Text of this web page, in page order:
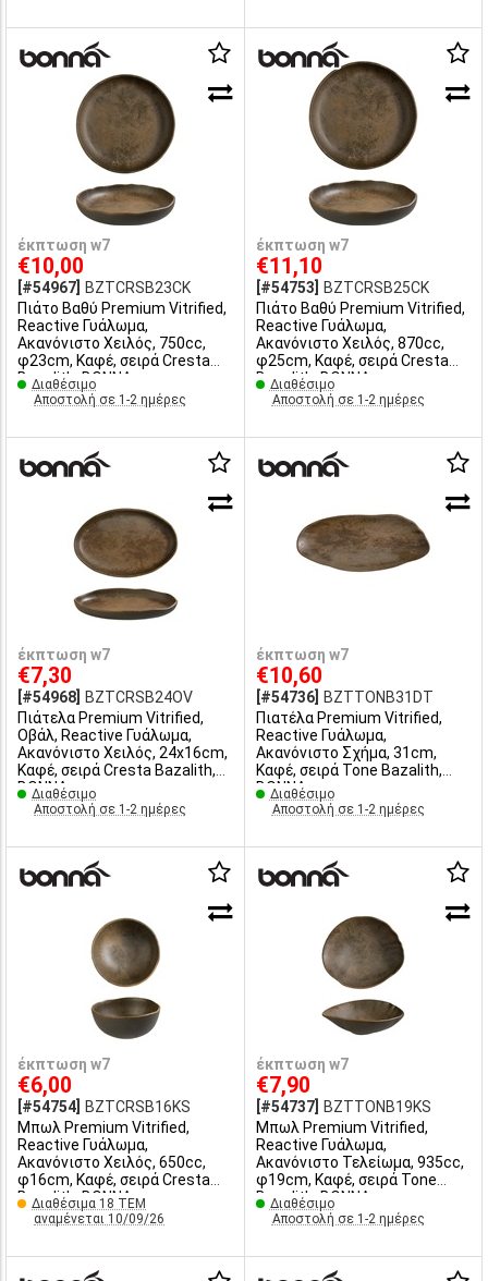
έκπτωση w7
€10,00
[#54967]
BZTCRSB23CK
Πιάτο Βαθύ Premium Vitrified,
Reactive Γυάλωμα,
Ακανόνιστο Χειλός, 750cc,
φ23cm, Καφέ, σειρά Cresta
Bazalith, BONNA
Διαθέσιμο
Αποστολή σε 1-2 ημέρες
έκπτωση w7
€11,10
[#54753]
BZTCRSB25CK
Πιάτο Βαθύ Premium Vitrified,
Reactive Γυάλωμα,
Ακανόνιστο Χειλός, 870cc,
φ25cm, Καφέ, σειρά Cresta
Bazalith, BONNA
Διαθέσιμο
Αποστολή σε 1-2 ημέρες
έκπτωση w7
€7,30
[#54968]
BZTCRSB24OV
Πιάτελα Premium Vitrified,
Οβάλ, Reactive Γυάλωμα,
Ακανόνιστο Χειλός, 24x16cm,
Καφέ, σειρά Cresta Bazalith,
BONNA
Διαθέσιμο
Αποστολή σε 1-2 ημέρες
έκπτωση w7
€10,60
[#54736]
BZTTONB31DT
Πιατέλα Premium Vitrified,
Reactive Γυάλωμα,
Ακανόνιστο Σχήμα, 31cm,
Καφέ, σειρά Tone Bazalith,
BONNA
Διαθέσιμο
Αποστολή σε 1-2 ημέρες
έκπτωση w7
€6,00
[#54754]
BZTCRSB16KS
Μπωλ Premium Vitrified,
Reactive Γυάλωμα,
Ακανόνιστο Χειλός, 650cc,
φ16cm, Καφέ, σειρά Cresta
Bazalith, BONNA
Διαθέσιμα 18 ΤΕΜ
αναμένεται 10/09/26
έκπτωση w7
€7,90
[#54737]
BZTTONB19KS
Μπωλ Premium Vitrified,
Reactive Γυάλωμα,
Ακανόνιστο Τελείωμα, 935cc,
φ19cm, Καφέ, σειρά Tone
Bazalith, BONNA
Διαθέσιμο
Αποστολή σε 1-2 ημέρες